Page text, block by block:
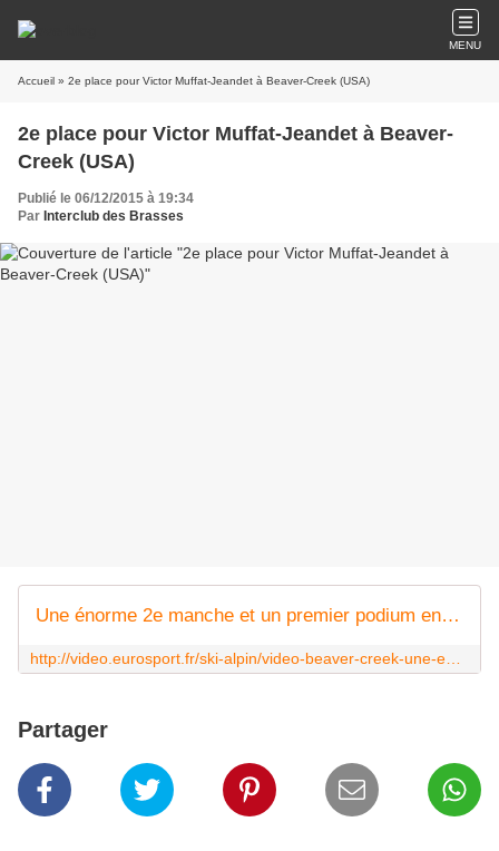
MENU
Accueil » 2e place pour Victor Muffat-Jeandet à Beaver-Creek (USA)
2e place pour Victor Muffat-Jeandet à Beaver-
Creek (USA)
Publié le 06/12/2015 à 19:34
Par Interclub des Brasses
Une énorme 2e manche et un premier podium en géant pour Muffat-Jeandet
Partager